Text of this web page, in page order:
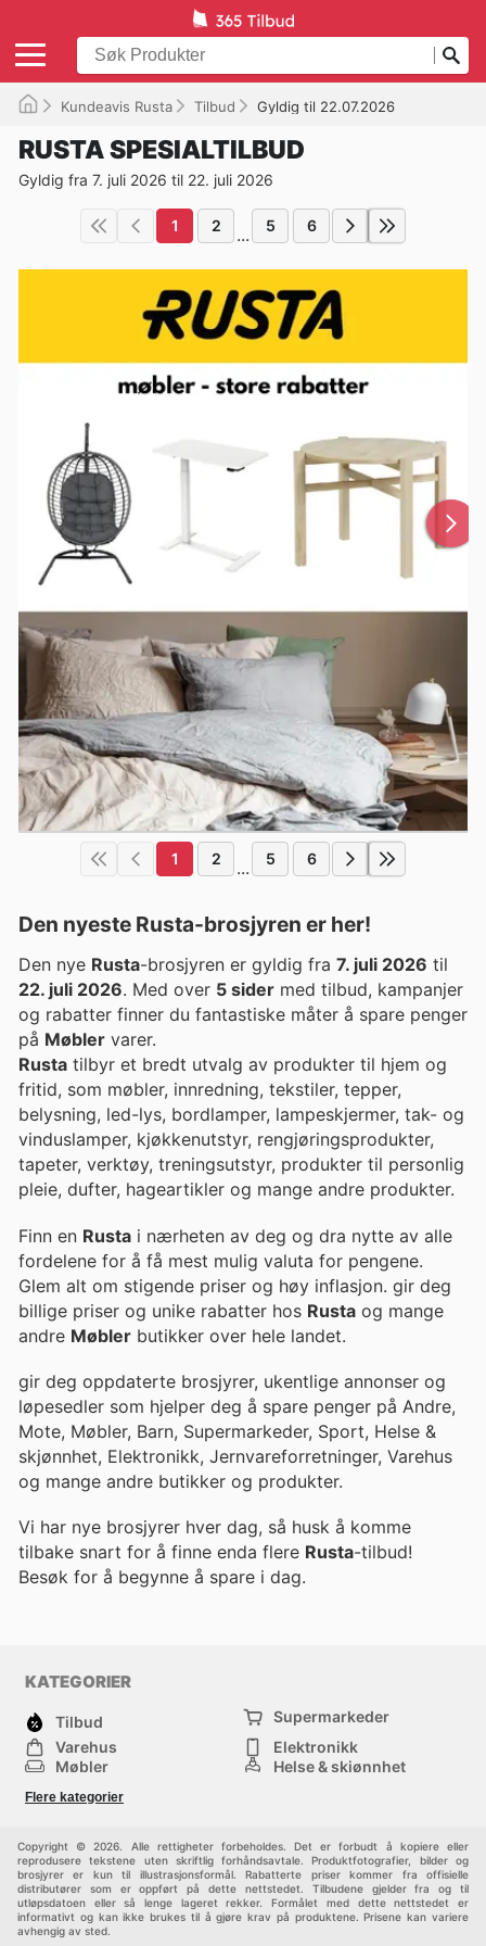
Kundeavis Rusta Tilbud Gyldig til 22.07.2026
RUSTA SPESIALTILBUD
Gyldig fra 7. juli 2026 til 22. juli 2026
1 2 ... 5 6
1 2 ... 5 6
Den nyeste Rusta-brosjyren er her!
Den nye Rusta-brosjyren er gyldig fra 7. juli 2026 til
22. juli 2026. Med over 5 sider med tilbud, kampanjer
og rabatter finner du fantastiske måter å spare penger
på Møbler varer.
Rusta tilbyr et bredt utvalg av produkter til hjem og
fritid, som møbler, innredning, tekstiler, tepper,
belysning, led-lys, bordlamper, lampeskjermer, tak- og
vinduslamper, kjøkkenutstyr, rengjøringsprodukter,
tapeter, verktøy, treningsutstyr, produkter til personlig
pleie, dufter, hageartikler og mange andre produkter.
Finn en Rusta i nærheten av deg og dra nytte av alle
fordelene for å få mest mulig valuta for pengene.
Glem alt om stigende priser og høy inflasjon. gir deg
billige priser og unike rabatter hos Rusta og mange
andre Møbler butikker over hele landet.
gir deg oppdaterte brosjyrer, ukentlige annonser og
løpesedler som hjelper deg å spare penger på Andre,
Mote, Møbler, Barn, Supermarkeder, Sport, Helse &
skjønnhet, Elektronikk, Jernvareforretninger, Varehus
og mange andre butikker og produkter.
Vi har nye brosjyrer hver dag, så husk å komme
tilbake snart for å finne enda flere Rusta-tilbud!
Besøk for å begynne å spare i dag.
KATEGORIER
Tilbud
Supermarkeder
Varehus
Elektronikk
Møbler
Helse & skjønnhet
Sport
Flere kategorier
Copyright © 2026. Alle rettigheter forbeholdes. Det er forbudt å kopiere eller
reprodusere tekstene uten skriftlig forhåndsavtale. Produktfotografier, bilder og
brosjyrer er kun til illustrasjonsformål. Rabatterte priser kommer fra offisielle
distributører som er oppført på dette nettstedet. Tilbudene gjelder fra og til
utløpsdatoen eller så lenge lageret rekker. Formålet med dette nettstedet er
informativt og kan ikke brukes til å gjøre krav på produktene. Prisene kan variere
avhengig av sted.